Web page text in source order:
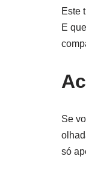
Este
E
Se
só